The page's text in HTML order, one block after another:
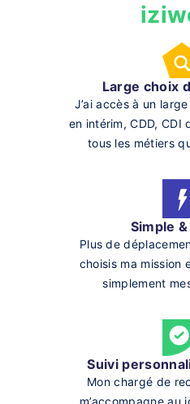
Large choix
J’ai accès à un
en intérim, CDD, CDI
tous les métiers
Simple
Plus de
choisis ma mission
simplement
Suivi
Mon chargé de
m’accompagne au